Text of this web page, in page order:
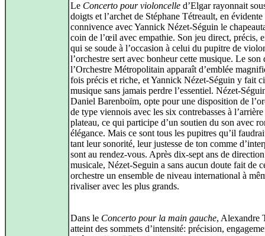
Le Concerto pour violoncelle d’Elgar rayonnait
doigts et l’archet de Stéphane Tétreault, en évidente
connivence avec Yannick Nézet-Séguin le
coin de l’œil avec empathie. Son jeu direct, précis,
qui se soude à l’occasion à celui du pupitre de
l’orchestre sert avec bonheur cette musique. Le son
l’Orchestre Métropolitain apparaît d’emblée
fois précis et riche, et Yannick Nézet-Séguin y fait
musique sans jamais perdre l’essentiel. Nézet-
Daniel Barenboïm, opte pour une disposition de
de type viennois avec les six contrebasses à
plateau, ce qui participe d’un soutien du son avec
élégance. Mais ce sont tous les pupitres qu’il
tant leur sonorité, leur justesse de ton comme
sont au rendez-vous. Après dix-sept ans de direction
musicale, Nézet-Seguin a sans aucun doute fait de
orchestre un ensemble de niveau international à
rivaliser avec les plus grands.
Dans le Concerto pour la main gauche, Alexandre
atteint des sommets d’intensité: précision,